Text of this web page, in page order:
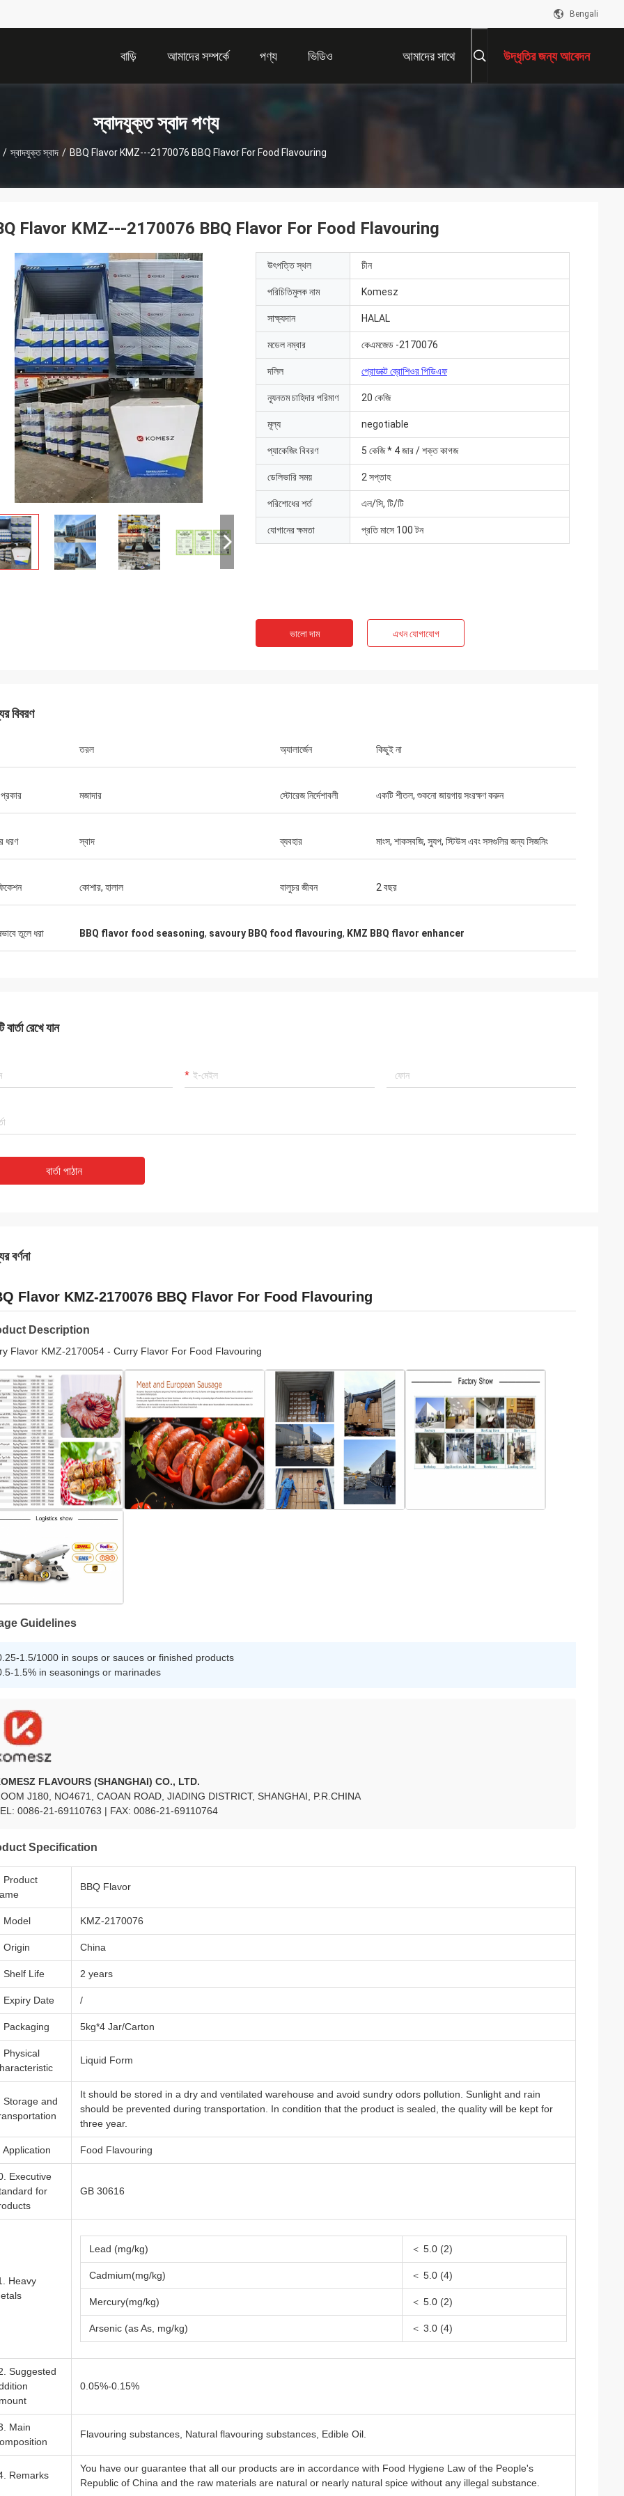
Bengali
বাড়ি আমাদের সম্পর্কে পণ্য ভিডিও আমাদের সাথে উদ্ধৃতির জন্য আবেদন
স্বাদযুক্ত স্বাদ পণ্য
/ স্বাদযুক্ত স্বাদ / BBQ Flavor KMZ---2170076 BBQ Flavor For Food Flavouring
Flavor KMZ---2170076 BBQ Flavor For Food Flavouring
উৎপত্তি স্থল চীন
পরিচিতিমুলক নাম Komesz
সাক্ষ্যদান HALAL
মডেল নম্বার কেএমজেড -2170076
দলিল প্রোডাক্ট ব্রোশিওর পিডিএফ
ন্যূনতম চাহিদার পরিমাণ 20 কেজি
মূল্য negotiable
প্যাকেজিং বিবরণ 5 কেজি * 4 জার / শক্ত কাগজ
ডেলিভারি সময় 2 সপ্তাহ
পরিশোধের শর্ত এল/সি, টি/টি
যোগানের ক্ষমতা প্রতি মাসে 100 টন
ভালো দাম এখন যোগাযোগ
বিবরণ
তরল অ্যালার্জেন কিছুই না
মজাদার স্টোরেজ নির্দেশাবলী একটি শীতল, শুকনো জায়গায় সংরক্ষণ করুন
ধরণ স্বাদ ব্যবহার মাংস, শাকসবজি, স্যুপ, স্টিউস এবং সসগুলির জন্য সিজনিং
কোশার, হালাল বালুচর জীবন 2 বছর
তুলে ধরা BBQ flavor food seasoning, savoury BBQ food flavouring, KMZ BBQ flavor enhancer
বার্তা রেখে যান
বার্তা পাঠান
বর্ণনা
Flavor KMZ-2170076 BBQ Flavor For Food Flavouring
Description
Flavor KMZ-2170054 - Curry Flavor For Food Flavouring
Guidelines
1.5/1000 in soups or sauces or finished products
1.5% in seasonings or marinades
FLAVOURS (SHANGHAI) CO., LTD.
J180, NO4671, CAOAN ROAD, JIADING DISTRICT, SHANGHAI, P.R.CHINA
0086-21-69110763 | FAX: 0086-21-69110764
Specification
Product
BBQ Flavor
Model KMZ-2170076
Origin China
Shelf Life 2 years
Expiry Date /
Packaging 5kg*4 Jar/Carton
Physical
Liquid Form
Storage and
It should be stored in a dry and ventilated warehouse and avoid sundry odors pollution. Sunlight and rain
should be prevented during transportation. In condition that the product is sealed, the quality will be kept for
three year.
Application Food Flavouring
Executive
for
GB 30616
Heavy
Lead (mg/kg) ＜ 5.0 (2)
Cadmium(mg/kg) ＜ 5.0 (4)
Mercury(mg/kg) ＜ 5.0 (2)
Arsenic (as As, mg/kg) ＜ 3.0 (4)
Suggested
0.05%-0.15%
Main
Flavouring substances, Natural flavouring substances, Edible Oil.
Remarks
You have our guarantee that all our products are in accordance with Food Hygiene Law of the People's
Republic of China and the raw materials are natural or nearly natural spice without any illegal substance.